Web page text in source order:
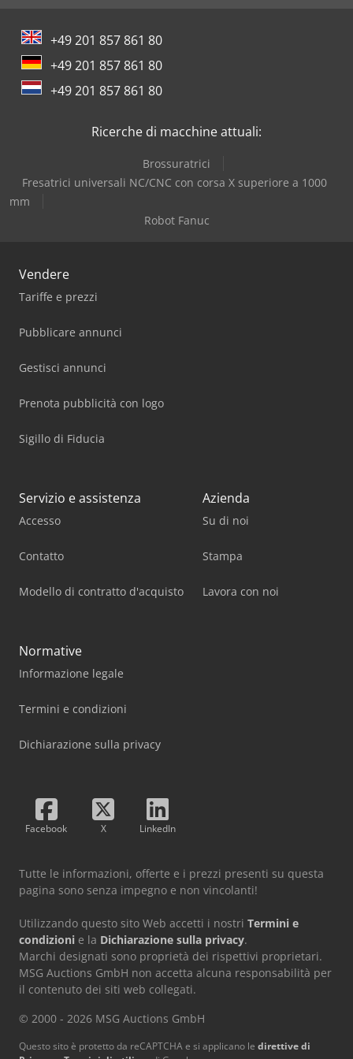
Una farfalla integrata nella cappa di aspirazione consente
la regolazione della portata.
+49 201 857 861 80
+49 201 857 861 80
+49 201 857 861 80
Ricerche di macchine attuali:
Brossuratrici
Fresatrici universali NC/CNC con corsa X superiore a 1000
mm
Robot Fanuc
Vendere
Tariffe e prezzi
Pubblicare annunci
Gestisci annunci
Prenota pubblicità con logo
Sigillo di Fiducia
Servizio e assistenza
Accesso
Contatto
Modello di contratto d'acquisto
Azienda
Su di noi
Stampa
Lavora con noi
Normative
Informazione legale
Termini e condizioni
Dichiarazione sulla privacy
Facebook X LinkedIn
Tutte le informazioni, offerte e i prezzi presenti su questa
pagina sono senza impegno e non vincolanti!
Utilizzando questo sito Web accetti i nostri Termini e
condizioni e la Dichiarazione sulla privacy.
Marchi designati sono proprietà dei rispettivi proprietari.
MSG Auctions GmbH non accetta alcuna responsabilità per
il contenuto dei siti web collegati.
© 2000 - 2026 MSG Auctions GmbH
Questo sito è protetto da reCAPTCHA e si applicano le direttive di